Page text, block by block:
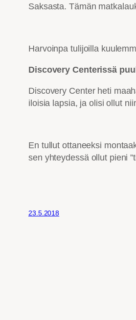
Saksasta. Tämän
Harvoinpa tulijoilla
Discovery Centerissä
Discovery Center heti
iloisia lapsia, ja olisi ollut
En tullut ottaneeksi
sen yhteydessä ollut pieni
23.5.2018